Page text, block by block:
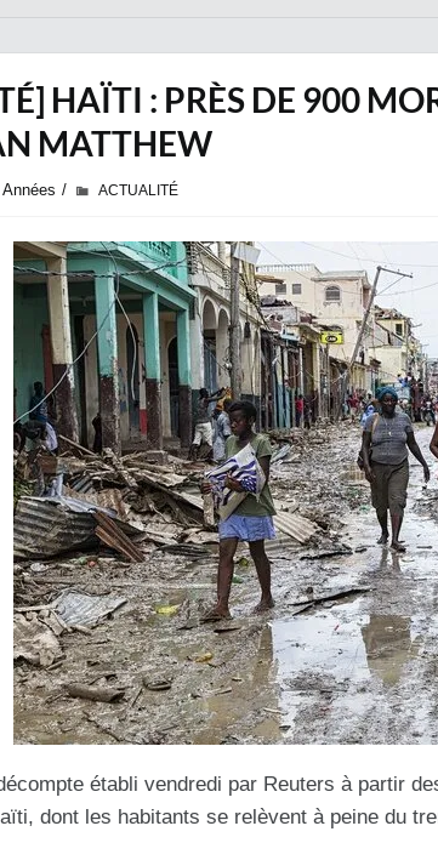
HAÏTI : PRÈS DE 900
MATTHEW
Années ACTUALITÉ
établi vendredi par Reuters à partir
dont les habitants se relèvent à peine du